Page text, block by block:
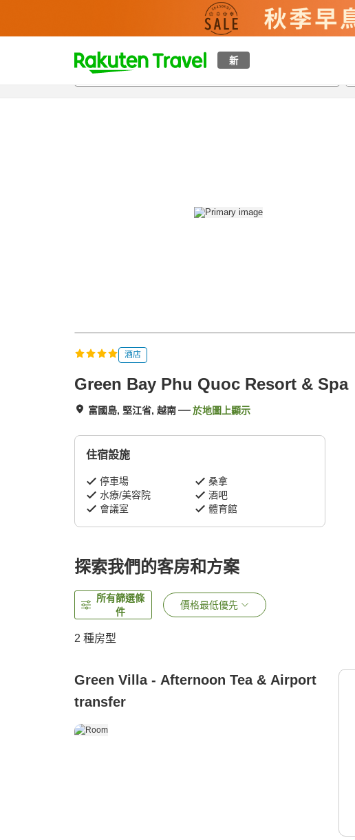
新
t
p
概覽房間及住宿方案 評價設施
酒店
Green Bay Phu Quoc Resort & Spa
富國島, 堅江省, 越南 於地圖上顯示
住宿設施
停車場
桑拿
水療/美容院
酒吧
會議室
體育館
探索我們的客房和方案
所有篩選條
件
價格最低優先
2 種房型
Green Villa - Afternoon Tea & Airport
transfer